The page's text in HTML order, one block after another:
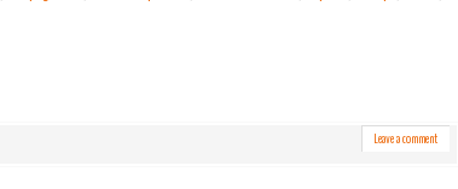
Leave a comment